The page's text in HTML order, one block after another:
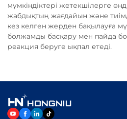
мүмкіндіктері жетекшілерге
жабдықтың жағдайын және
кез келген жерден бақылауға
болжамды басқару мен пайда
реакция беруге ықпал етеді.